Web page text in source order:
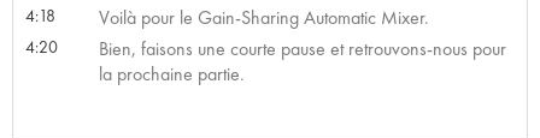
4:18 Voilà pour le Gain-Sharing Automatic Mixer.
4:20
Bien, faisons une courte pause et retrouvons-nous pour
la prochaine partie.